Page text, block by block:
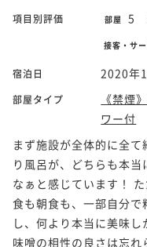
項目別評価 部屋 5
接客・サ
宿泊日 2020年
部屋タイプ
《禁煙
ワー付
まず施設が全体的に全
り風呂が、どちらも本
なぁと感じています！
食も朝食も、一部自分
し、何より本当に美味
味噌の相性の良さは忘